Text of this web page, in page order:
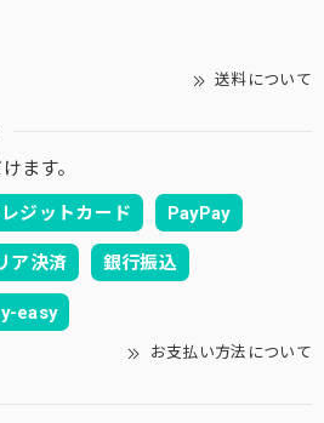
送料について
ます。
ジットカード PayPay
ア決済 銀行振込
easy
お支払い方法について